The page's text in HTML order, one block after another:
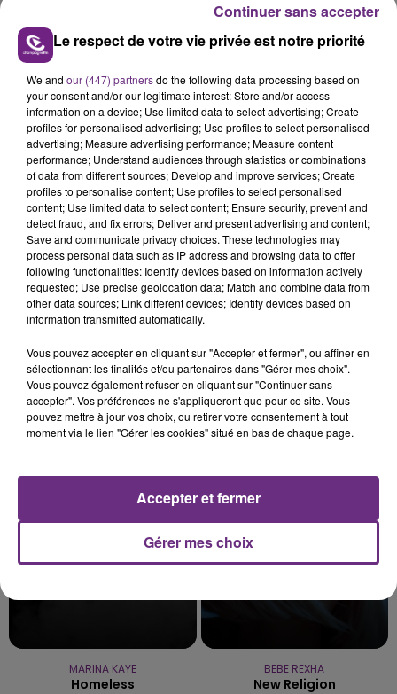
LE MAGASIN JOUÉCLUB DE REIMS FERME
SES PORTES
C'était l'une des institutions du centre-ville
rémois. Le magasin JouéClub est contraint de
fermer ses portes.
TITRES DIFFUSÉS
8h30
8h30
THE WEEKND
8h27
8h27
TEDDYBEAR
MARINA KAYE
Homeless
BEBE REXHA
New Religion
Le respect de votre vie privée est notre priorité
We and our (447) partnersdo the following data processing based on
your consent and/or our legitimate interest: Store and/or access
information on a device; Use limited data to select advertising; Create
profiles for personalised advertising; Use profiles to select personalised
advertising; Measure advertising performance; Measure content
performance; Understand audiences through statistics or combinations
of data from different sources; Develop and improve services; Create
profiles to personalise content; Use profiles to select personalised
content; Use limited data to select content; Ensure security, prevent and
detect fraud, and fix errors; Deliver and present advertising and content;
Save and communicate privacy choices. These technologies may
process personal data such as IP address and browsing data to offer
following functionalities: Identify devices based on information actively
requested; Use precise geolocation data; Match and combine data from
other data sources; Link different devices; Identify devices based on
information transmitted automatically.
Vous pouvez accepter en cliquant sur "Accepter et fermer", ou affiner en
sélectionnant les finalités et/ou partenaires dans "Gérer mes choix".
Vous pouvez également refuser en cliquant sur "Continuer sans
accepter". Vos préférences ne s'appliqueront que pour ce site. Vous
pouvez mettre à jour vos choix, ou retirer votre consentement à tout
moment via le lien "Gérer les cookies" situé en bas de chaque page.
Gérer mes choix
Accepter et fermer
Continuer sans accepter